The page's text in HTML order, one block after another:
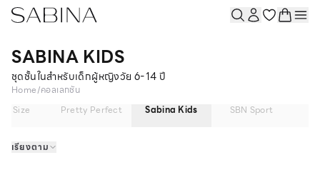
SABINA KIDS
ชุดชั้นในสำหรับเด็กผู้หญิงวัย 6-14 ปี
Home/คอลเลกชัน
Size
Pretty Perfect Sabina Kids SBN Sport
เรียงตาม
10 - 14 Y